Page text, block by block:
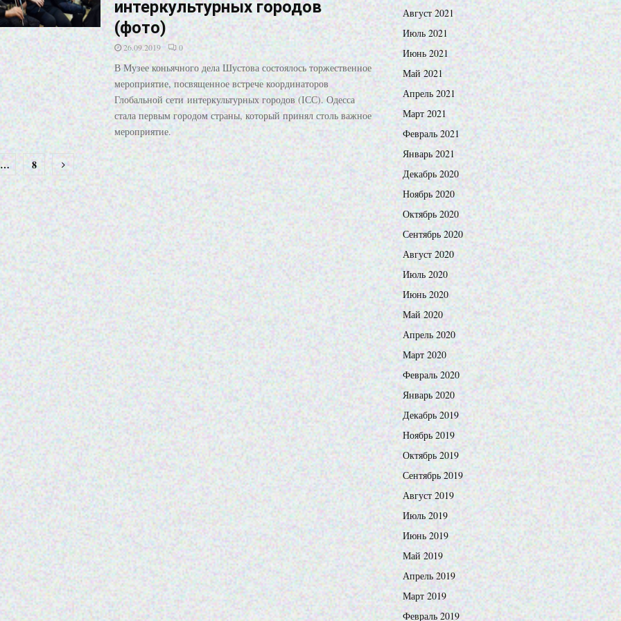
интеркультурных городов
(фото)
26.09.2019 0
В Музее коньячного дела Шустова состоялось торжественное
мероприятие, посвященное встрече координаторов
Глобальной сети интеркультурных городов (ІСС). Одесса
стала первым городом страны, который принял столь важное
мероприятие.
… 8
Август 2021
Июль 2021
Июнь 2021
Май 2021
Апрель 2021
Март 2021
Февраль 2021
Январь 2021
Декабрь 2020
Ноябрь 2020
Октябрь 2020
Сентябрь 2020
Август 2020
Июль 2020
Июнь 2020
Май 2020
Апрель 2020
Март 2020
Февраль 2020
Январь 2020
Декабрь 2019
Ноябрь 2019
Октябрь 2019
Сентябрь 2019
Август 2019
Июль 2019
Июнь 2019
Май 2019
Апрель 2019
Март 2019
Февраль 2019